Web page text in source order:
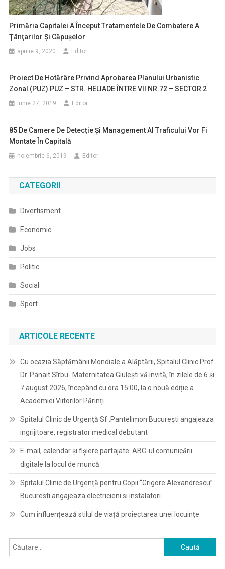
Primăria Capitalei A Început Tratamentele De Combatere A
Ţânţarilor Şi Căpuşelor
aprilie 9, 2020 Editor
Proiect De Hotărâre Privind Aprobarea Planului Urbanistic
Zonal (PUZ) PUZ – STR. HELIADE ÎNTRE VII NR.72 – SECTOR 2
iunie 27, 2019 Editor
85 De Camere De Detecție Și Management Al Traficului Vor Fi
Montate În Capitală
noiembrie 6, 2019 Editor
CATEGORII
Divertisment
Economic
Jobs
Politic
Social
Sport
ARTICOLE RECENTE
Cu ocazia Săptămânii Mondiale a Alăptării, Spitalul Clinic Prof.
Dr. Panait Sîrbu- Maternitatea Giulești vă invită, în zilele de 6 și
7 august 2026, începând cu ora 15:00, la o nouă ediție a
Academiei Viitorilor Părinți
Spitalul Clinic de Urgență Sf .Pantelimon București angajeaza
ingrijitoare, registrator medical debutant
E-mail, calendar şi fişiere partajate: ABC-ul comunicării
digitale la locul de muncă
Spitalul Clinic de Urgență pentru Copii “Grigore Alexandrescu”
Bucuresti angajeaza electricieni si instalatori
Cum influențează stilul de viață proiectarea unei locuințe
Caută
după: